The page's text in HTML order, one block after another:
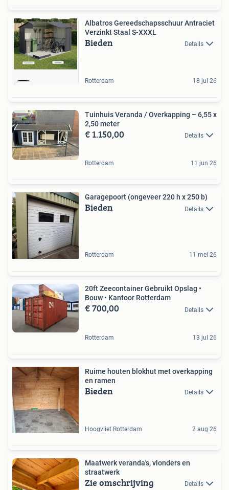
Albatros Gereedschapsschuur Antraciet
Verzinkt Staal S-XXXL
Bieden Details
Rotterdam 18 jul 26
Tuinhuis Veranda / Overkapping – 6,55 x
2,50 meter
€ 1.150,00 Details
Rotterdam 11 jun 26
Garagepoort (ongeveer 220 h x 250 b)
Bieden Details
Rotterdam 11 mei 26
20ft Zeecontainer Gebruikt Opslag •
Bouw • Kantoor Rotterdam
€ 700,00 Details
Rotterdam 13 jul 26
Ruime houten blokhut met overkapping
en ramen
Bieden Details
Hoogvliet Rotterdam 2 aug 26
Maatwerk veranda's, vlonders en
straatwerk
Zie omschrijving Details